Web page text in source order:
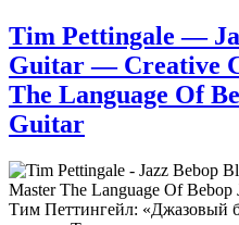
Tim Pettingale —
Guitar — Creative
The Language Of
Guitar
Тим Петтингейл: «Джазовый